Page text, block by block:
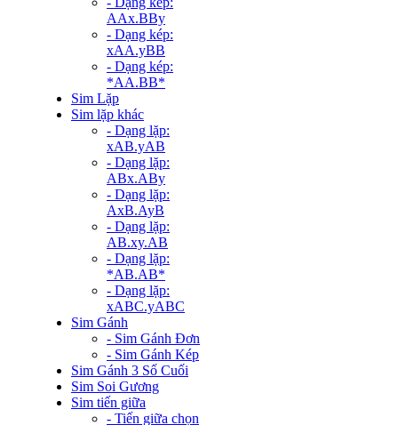
AAx.BBy
- Dạng kép:
xAA.yBB
- Dạng kép:
*AA.BB*
Sim Lặp
Sim lặp khác
- Dạng lặp:
xAB.yAB
- Dạng lặp:
ABx.ABy
- Dạng lặp:
AxB.AyB
- Dạng lặp:
AB.xy.AB
- Dạng lặp:
*AB.AB*
- Dạng lặp:
xABC.yABC
Sim Gánh
- Sim Gánh Đơn
- Sim Gánh Kép
Sim Gánh 3 Số Cuối
Sim Soi Gương
Sim tiến giữa
- Tiến giữa chọn